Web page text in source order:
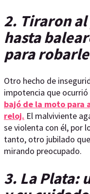
2. Tiraron
hasta
para
Otro hecho de
impotencia que ocurrió
bajó de la moto para
reloj. El malviviente
se violenta con él, por
tanto, otro jubilado
mirando preocupado.
3. La Plata: